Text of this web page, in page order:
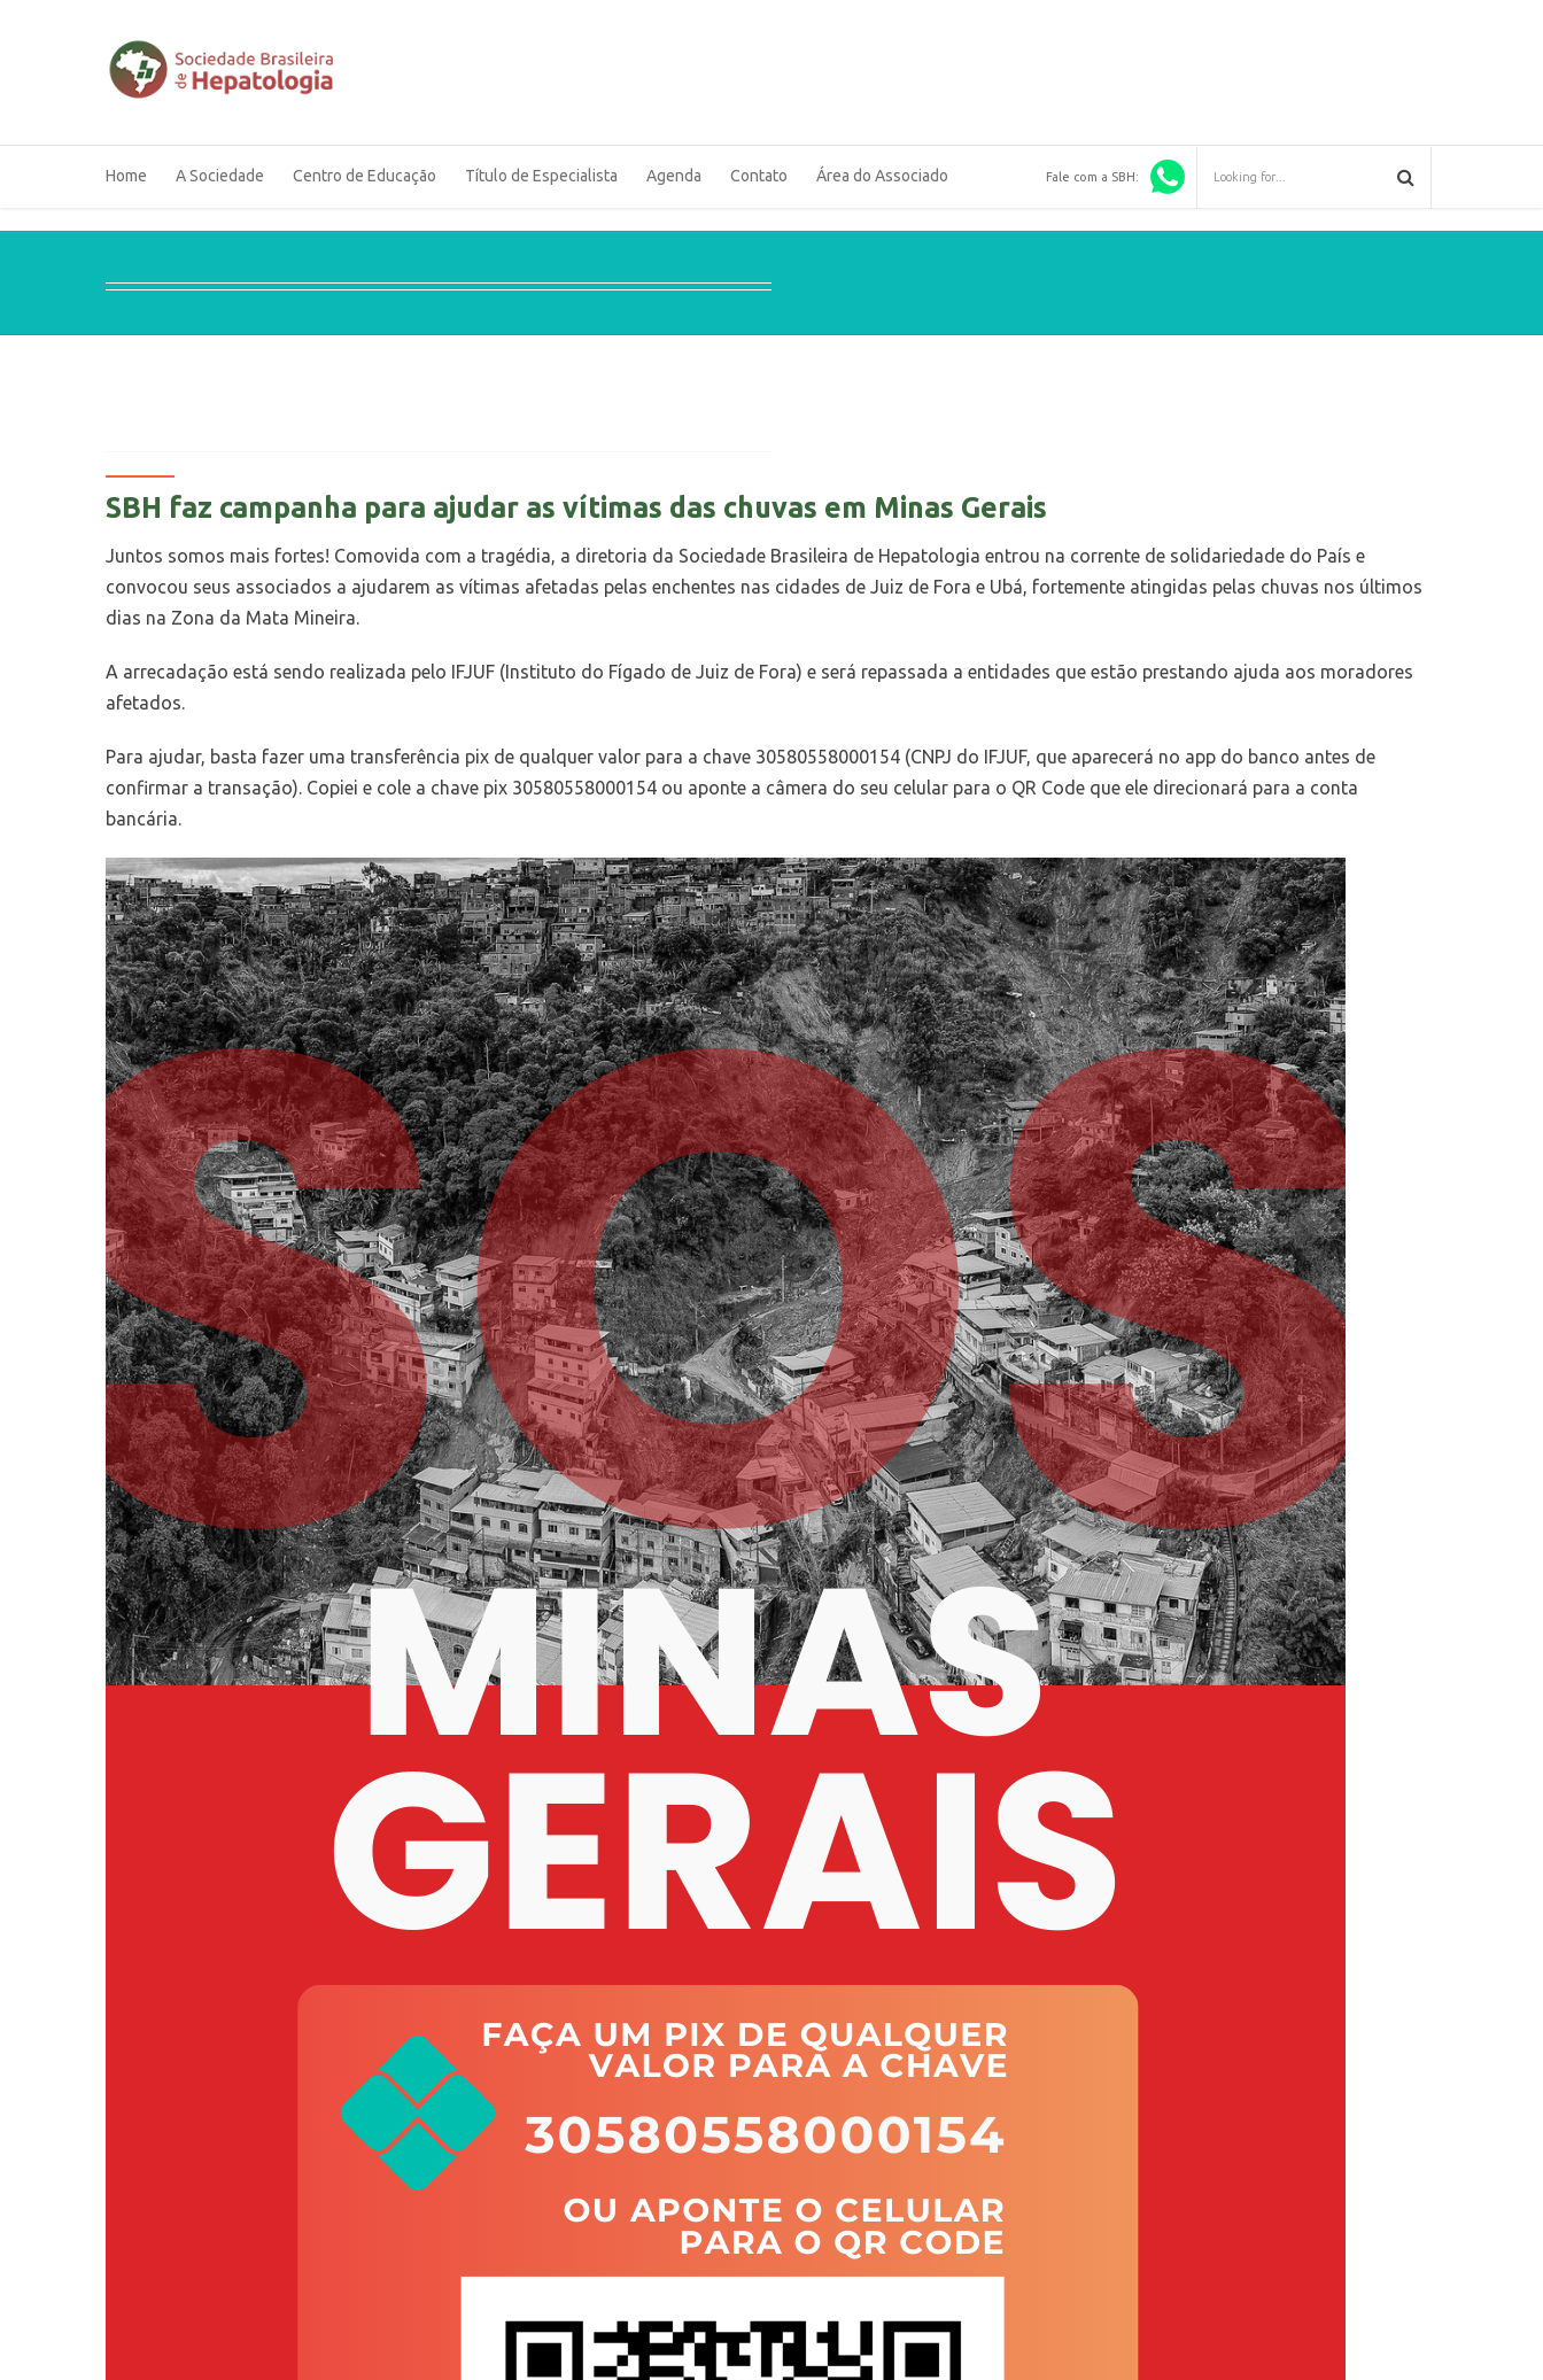
Fale com a SBH:
Home A Sociedade Centro de Educação Título de Especialista Agenda Contato Área do Associado
SBH faz campanha para ajudar as vítimas das chuvas em Minas Gerais
Juntos somos mais fortes! Comovida com a tragédia, a diretoria da Sociedade Brasileira de Hepatologia entrou na corrente de solidariedade do País e
convocou seus associados a ajudarem as vítimas afetadas pelas enchentes nas cidades de Juiz de Fora e Ubá, fortemente atingidas pelas chuvas nos últimos
dias na Zona da Mata Mineira.
A arrecadação está sendo realizada pelo IFJUF (Instituto do Fígado de Juiz de Fora) e será repassada a entidades que estão prestando ajuda aos moradores
afetados.
Para ajudar, basta fazer uma transferência pix de qualquer valor para a chave 30580558000154 (CNPJ do IFJUF, que aparecerá no app do banco antes de
confirmar a transação). Copiei e cole a chave pix 30580558000154 ou aponte a câmera do seu celular para o QR Code que ele direcionará para a conta
bancária.